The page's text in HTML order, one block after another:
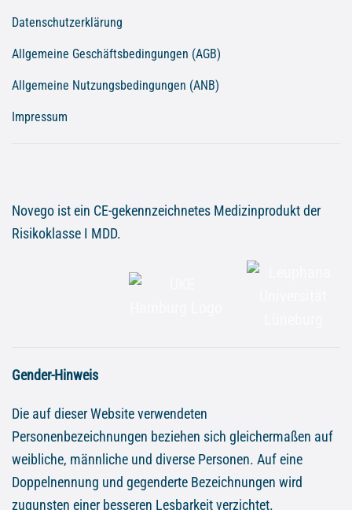
Datenschutzerklärung
Allgemeine Geschäftsbedingungen (AGB)
Allgemeine Nutzungsbedingungen (ANB)
Impressum
Novego ist ein CE-gekennzeichnetes Medizinprodukt der
Risikoklasse I MDD.
Gender-Hinweis
Die auf dieser Website verwendeten
Personenbezeichnungen beziehen sich gleichermaßen auf
weibliche, männliche und diverse Personen. Auf eine
Doppelnennung und gegenderte Bezeichnungen wird
zugunsten einer besseren Lesbarkeit verzichtet.